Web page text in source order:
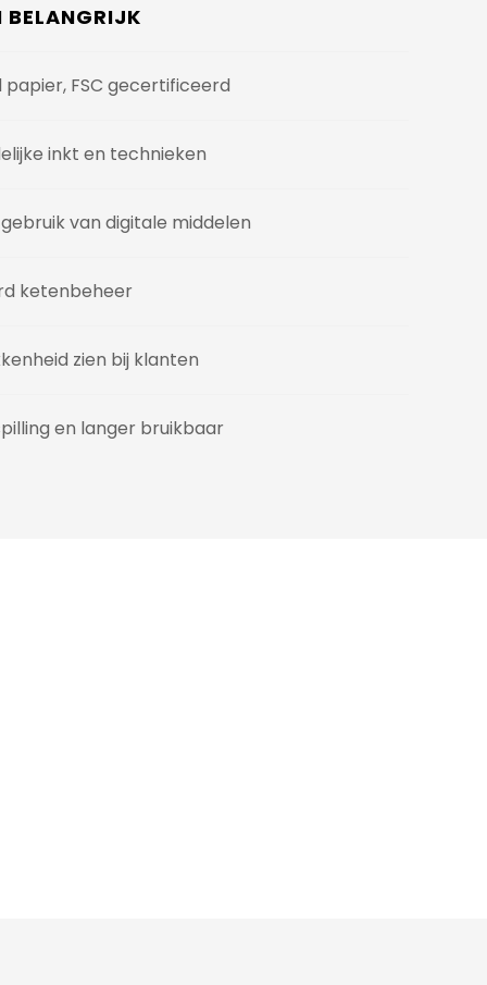
FSC gecertificeerd
inkt en technieken
van digitale middelen
ketenbeheer
zien bij klanten
en langer bruikbaar